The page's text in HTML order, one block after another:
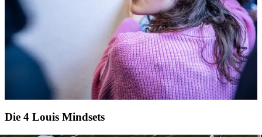
Die 4 Louis Mindsets